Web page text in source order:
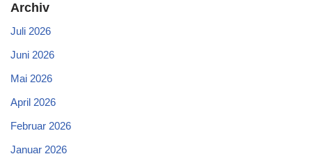
Archiv
Juli 2026
Juni 2026
Mai 2026
April 2026
Februar 2026
Januar 2026